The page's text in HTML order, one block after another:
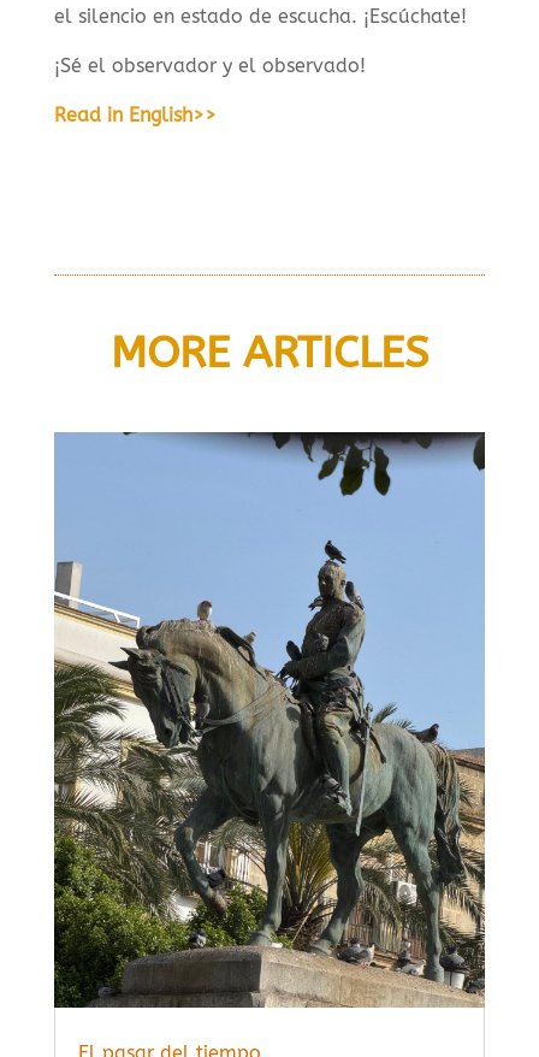
el silencio en estado de escucha. ¡Escúchate!
¡Sé el observador y el observado!
Read in English>>
MORE ARTICLES